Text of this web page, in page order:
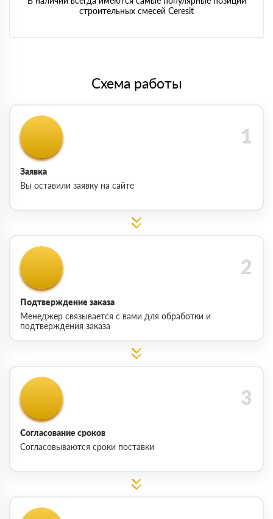
строительных смесей Ceresit
Схема работы
Заявка
Вы оставили заявку на сайте
Подтверждение заказа
Менеджер связывается с вами для обработки и
подтверждения заказа
Согласование сроков
Согласовываются сроки поставки